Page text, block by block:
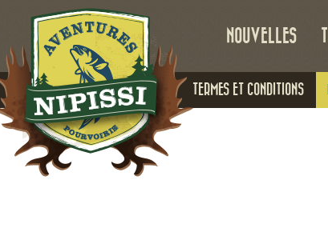
TERMES ET CONDITIONS
NOUVELLES